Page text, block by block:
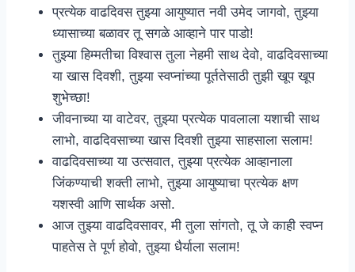
प्रत्येक वाढदिवस तुझ्या आयुष्यात नवी उमेद जागवो, तुझ्या
ध्यासाच्या बळावर तू सगळे आव्हाने पार पाडो!
तुझ्या हिम्मतीचा विश्वास तुला नेहमी साथ देवो, वाढदिवसाच्या
या खास दिवशी, तुझ्या स्वप्नांच्या पूर्ततेसाठी तुझी खूप खूप
शुभेच्छा!
जीवनाच्या या वाटेवर, तुझ्या प्रत्येक पावलाला यशाची साथ
लाभो, वाढदिवसाच्या खास दिवशी तुझ्या साहसाला सलाम!
वाढदिवसाच्या या उत्सवात, तुझ्या प्रत्येक आव्हानाला
जिंकण्याची शक्ती लाभो, तुझ्या आयुष्याचा प्रत्येक क्षण
यशस्वी आणि सार्थक असो.
आज तुझ्या वाढदिवसावर, मी तुला सांगतो, तू जे काही स्वप्न
पाहतेस ते पूर्ण होवो, तुझ्या धैर्याला सलाम!